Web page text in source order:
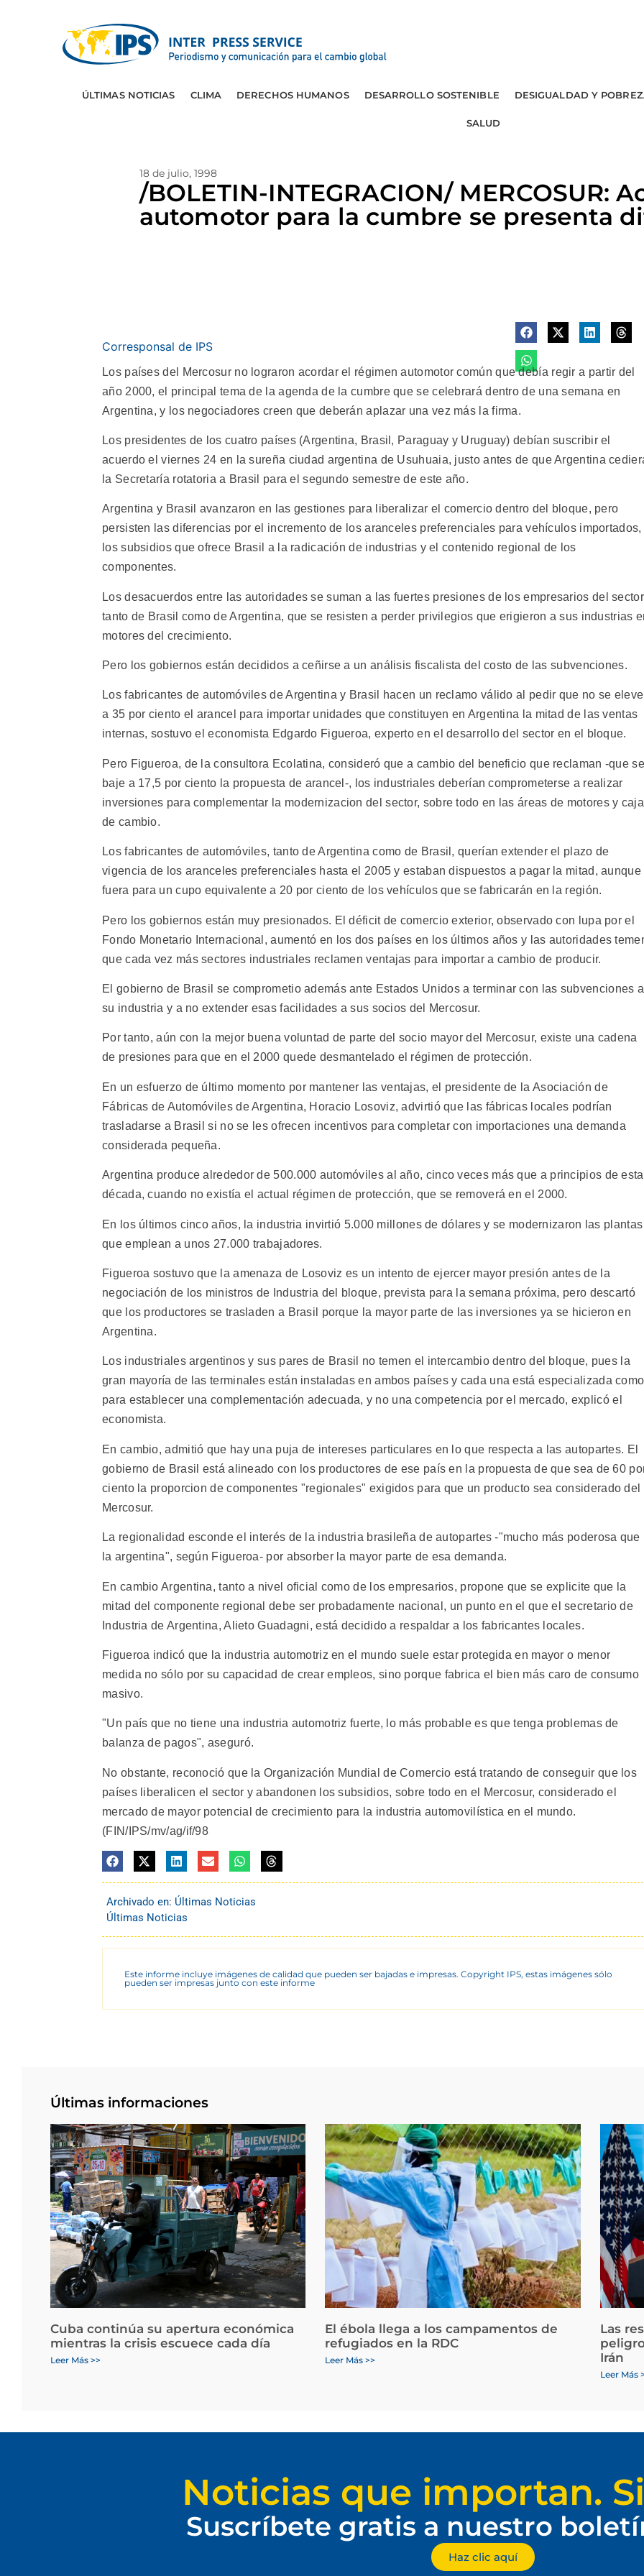
ÚLTIMAS NOTICIAS CLIMA DERECHOS HUMANOS DESARROLLO SOSTENIBLE DESIGUALDAD Y
SALUD
18 de julio, 1998
/BOLETIN-INTEGRACION/ MERCOSUR:
automotor para la cumbre se presenta
Corresponsal de IPS
Los países del Mercosur no lograron acordar el régimen automotor común que debía regir a partir del
año 2000, el principal tema de la agenda de la cumbre que se celebrará dentro de una semana en
Argentina, y los negociadores creen que deberán aplazar una vez más la firma.
Los presidentes de los cuatro países (Argentina, Brasil, Paraguay y Uruguay) debían suscribir el
acuerdo el viernes 24 en la sureña ciudad argentina de Usuhuaia, justo antes de que Argentina
la Secretaría rotatoria a Brasil para el segundo semestre de este año.
Argentina y Brasil avanzaron en las gestiones para liberalizar el comercio dentro del bloque, pero
persisten las diferencias por el incremento de los aranceles preferenciales para vehículos importados,
los subsidios que ofrece Brasil a la radicación de industrias y el contenido regional de los
componentes.
Los desacuerdos entre las autoridades se suman a las fuertes presiones de los empresarios del
tanto de Brasil como de Argentina, que se resisten a perder privilegios que erigieron a sus industrias
motores del crecimiento.
Pero los gobiernos están decididos a ceñirse a un análisis fiscalista del costo de las subvenciones.
Los fabricantes de automóviles de Argentina y Brasil hacen un reclamo válido al pedir que no se eleve
a 35 por ciento el arancel para importar unidades que constituyen en Argentina la mitad de las ventas
internas, sostuvo el economista Edgardo Figueroa, experto en el desarrollo del sector en el bloque.
Pero Figueroa, de la consultora Ecolatina, consideró que a cambio del beneficio que reclaman -que se
baje a 17,5 por ciento la propuesta de arancel-, los industriales deberían comprometerse a realizar
inversiones para complementar la modernizacion del sector, sobre todo en las áreas de motores y
de cambio.
Los fabricantes de automóviles, tanto de Argentina como de Brasil, querían extender el plazo de
vigencia de los aranceles preferenciales hasta el 2005 y estaban dispuestos a pagar la mitad, aunque
fuera para un cupo equivalente a 20 por ciento de los vehículos que se fabricarán en la región.
Pero los gobiernos están muy presionados. El déficit de comercio exterior, observado con lupa por el
Fondo Monetario Internacional, aumentó en los dos países en los últimos años y las autoridades
que cada vez más sectores industriales reclamen ventajas para importar a cambio de producir.
El gobierno de Brasil se comprometio además ante Estados Unidos a terminar con las subvenciones a
su industria y a no extender esas facilidades a sus socios del Mercosur.
Por tanto, aún con la mejor buena voluntad de parte del socio mayor del Mercosur, existe una cadena
de presiones para que en el 2000 quede desmantelado el régimen de protección.
En un esfuerzo de último momento por mantener las ventajas, el presidente de la Asociación de
Fábricas de Automóviles de Argentina, Horacio Losoviz, advirtió que las fábricas locales podrían
trasladarse a Brasil si no se les ofrecen incentivos para completar con importaciones una demanda
considerada pequeña.
Argentina produce alrededor de 500.000 automóviles al año, cinco veces más que a principios de esta
década, cuando no existía el actual régimen de protección, que se removerá en el 2000.
En los últimos cinco años, la industria invirtió 5.000 millones de dólares y se modernizaron las plantas
que emplean a unos 27.000 trabajadores.
Figueroa sostuvo que la amenaza de Losoviz es un intento de ejercer mayor presión antes de la
negociación de los ministros de Industria del bloque, prevista para la semana próxima, pero descartó
que los productores se trasladen a Brasil porque la mayor parte de las inversiones ya se hicieron en
Argentina.
Los industriales argentinos y sus pares de Brasil no temen el intercambio dentro del bloque, pues la
gran mayoría de las terminales están instaladas en ambos países y cada una está especializada como
para establecer una complementación adecuada, y no una competencia por el mercado, explicó el
economista.
En cambio, admitió que hay una puja de intereses particulares en lo que respecta a las autopartes. El
gobierno de Brasil está alineado con los productores de ese país en la propuesta de que sea de 60
ciento la proporcion de componentes "regionales" exigidos para que un producto sea considerado del
Mercosur.
La regionalidad esconde el interés de la industria brasileña de autopartes -"mucho más poderosa que
la argentina", según Figueroa- por absorber la mayor parte de esa demanda.
En cambio Argentina, tanto a nivel oficial como de los empresarios, propone que se explicite que la
mitad del componente regional debe ser probadamente nacional, un punto en el que el secretario de
Industria de Argentina, Alieto Guadagni, está decidido a respaldar a los fabricantes locales.
Figueroa indicó que la industria automotriz en el mundo suele estar protegida en mayor o menor
medida no sólo por su capacidad de crear empleos, sino porque fabrica el bien más caro de consumo
masivo.
"Un país que no tiene una industria automotriz fuerte, lo más probable es que tenga problemas de
balanza de pagos", aseguró.
No obstante, reconoció que la Organización Mundial de Comercio está tratando de conseguir que los
países liberalicen el sector y abandonen los subsidios, sobre todo en el Mercosur, considerado el
mercado de mayor potencial de crecimiento para la industria automovilística en el mundo.
(FIN/IPS/mv/ag/if/98
Archivado en: Últimas Noticias
Últimas Noticias
Este informe incluye imágenes de calidad que pueden ser bajadas e impresas. Copyright IPS, estas imágenes sólo
pueden ser impresas junto con este informe
Últimas informaciones
Cuba continúa su apertura económica
mientras la crisis escuece cada día
Leer Más >>
El ébola llega a los campamentos de
refugiados en la RDC
Leer Más >>
Las
Irán
Leer Más
Noticias que importan.
Suscríbete gratis a nuestro
Haz clic aquí